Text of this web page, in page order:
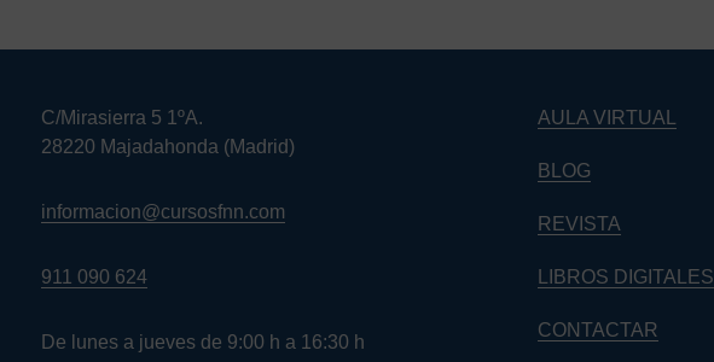
C/Mirasierra 5 1ºA.
28220 Majadahonda (Madrid)
informacion@cursosfnn.com
911 090 624
De lunes a jueves de 9:00 h a 16:30 h
AULA VIRTUAL
BLOG
REVISTA
LIBROS DIGITALES
CONTACTAR